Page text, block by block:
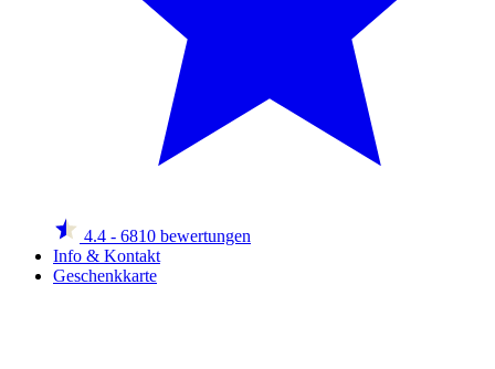
4.4 - 6810 bewertungen
Info & Kontakt
Geschenkkarte